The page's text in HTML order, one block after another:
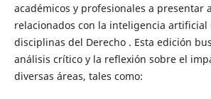
académicos y profesionales a presentar
relacionados con la inteligencia artificial
disciplinas del Derecho . Esta edición
análisis crítico y la reflexión sobre el
diversas áreas, tales como: